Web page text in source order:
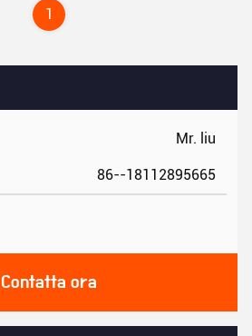
Mr. liu
86--18112895665
Contatta ora
1